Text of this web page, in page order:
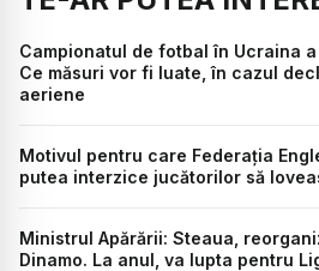
Campionatul de fotbal în Ucraina
Ce măsuri vor fi luate, în cazul
aeriene
Motivul pentru care Federația
putea interzice jucătorilor să
Ministrul Apărării: Steaua,
Dinamo. La anul, va lupta pentru